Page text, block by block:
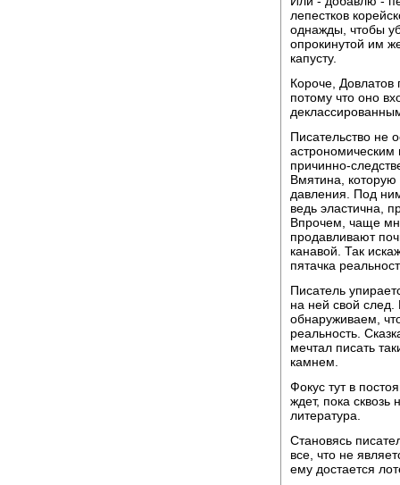
лепестков
однажды, чтобы
опрокинутой им
капусту.
Короче, Довлатов
потому что оно
Писательство не
астрономическим
причинно-
Вмятина, которую
давления. Под
ведь эластична,
Впрочем, чаще
продавливают
канавой. Так
пятачка
Писатель
на ней свой
обнаруживаем,
реальность.
мечтал писать
камнем.
Фокус тут в
ждет, пока сквозь
литература.
Становясь
все, что не
ему достается